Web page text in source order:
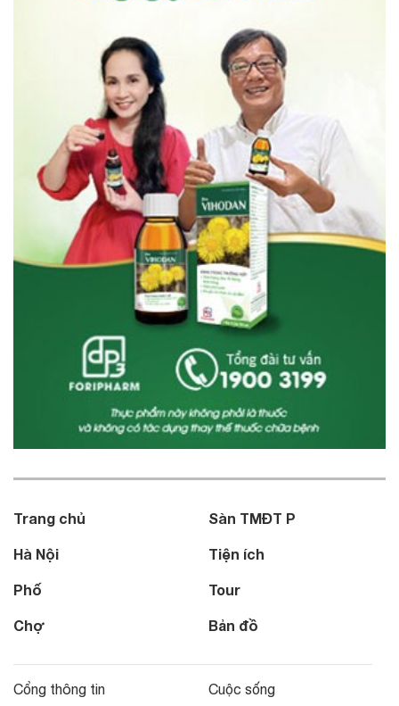
Trang chủ
Hà Nội
Phố
Chợ
Sàn TMĐT P
Tiện ích
Tour
Bản đồ
Cổng thông tin Cuộc sống